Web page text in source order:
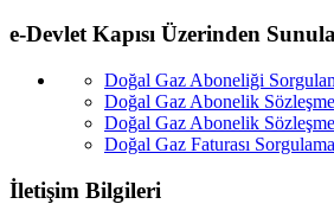
e-Devlet Kapısı Üzerinden
Doğal Gaz Aboneliği
Doğal Gaz Abonelik
Doğal Gaz Abonelik
Doğal Gaz Faturası Sorgulama
İletişim Bilgileri